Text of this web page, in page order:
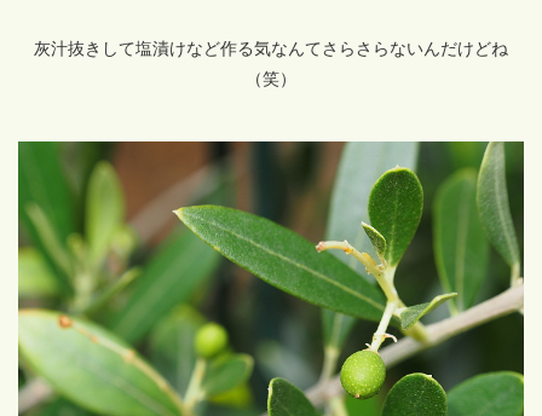
灰汁抜きして塩漬けなど作る気なんてさらさらないんだけどね
（笑）